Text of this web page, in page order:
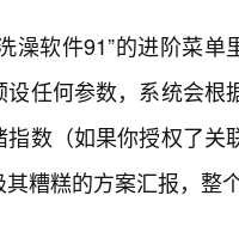
澡软件91”的进阶菜
设任何参数，系统会
指数（如果你授权了
糟糕的方案汇报，整